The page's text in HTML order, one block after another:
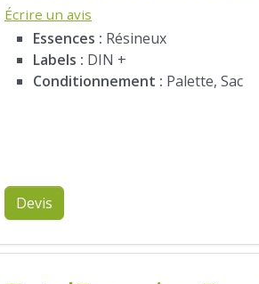
Écrire un avis
Essences : Résineux
Labels : DIN +
Conditionnement : Palette, Sac
Devis